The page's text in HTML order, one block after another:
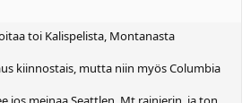
toi Kalispelista, Montanasta
kiinnostais, mutta niin myös Columbia